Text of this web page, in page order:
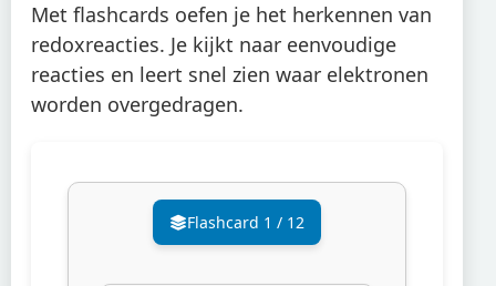
Met flashcards oefen je het herkennen van
redoxreacties. Je kijkt naar eenvoudige
reacties en leert snel zien waar elektronen
worden overgedragen.
Flashcard 1 / 12